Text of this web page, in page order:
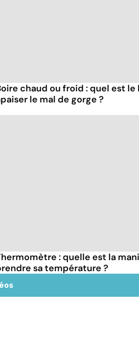
chaud ou froid : quel est
le mal de gorge ?
: quelle est la
sa température ?